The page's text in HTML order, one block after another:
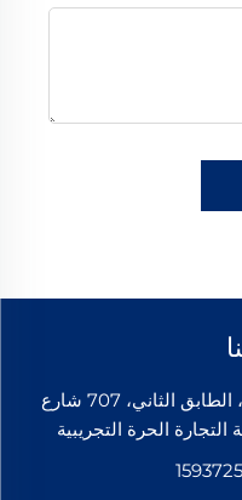
Add: الغرفة 205، المنطقة الغربية، الطابق الثاني، 707 شارع
الحرة التجريبية